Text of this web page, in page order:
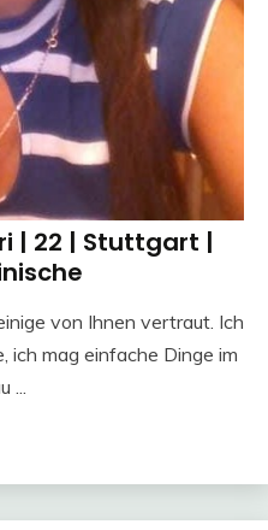
| 22 | Stuttgart |
von Ihnen vertraut. Ich
ich mag einfache Dinge im